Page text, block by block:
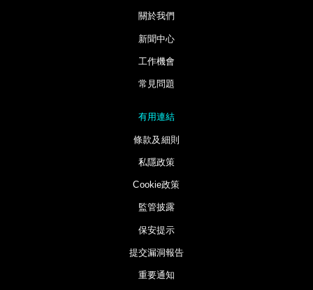
關於我們
新聞中心
工作機會
常見問題
有用連結
條款及細則
私隱政策
Cookie政策
監管披露
保安提示
提交漏洞報告
重要通知